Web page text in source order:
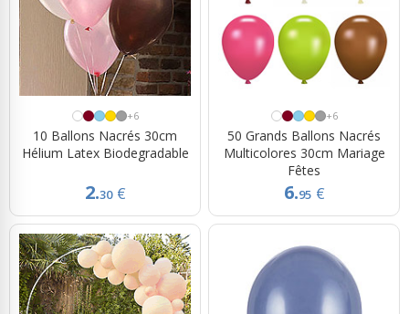
+6
10 Ballons Nacrés 30cm
Hélium Latex Biodegradable
2.30 €
+6
50 Grands Ballons Nacrés
Multicolores 30cm Mariage
Fêtes
6.95 €